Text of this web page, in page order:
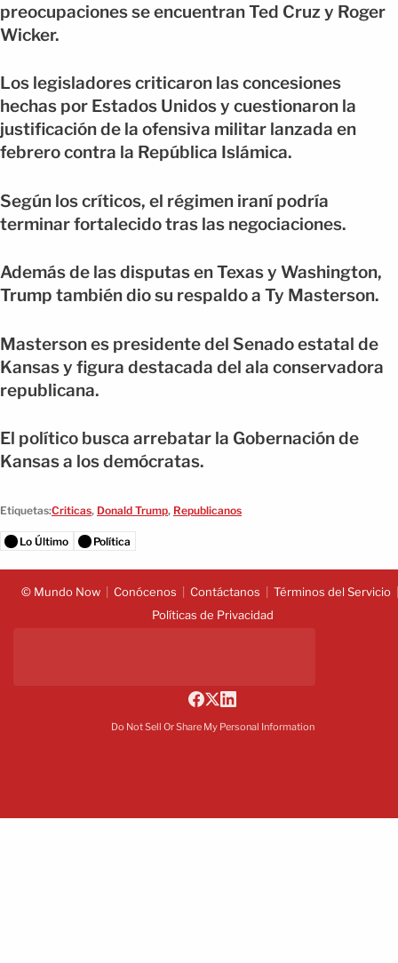
preocupaciones se encuentran Ted Cruz y Roger
Wicker.
Los legisladores criticaron las concesiones
hechas por Estados Unidos y cuestionaron la
justificación de la ofensiva militar lanzada en
febrero contra la República Islámica.
Según los críticos, el régimen iraní podría
terminar fortalecido tras las negociaciones.
Además de las disputas en Texas y Washington,
Trump también dio su respaldo a Ty Masterson.
Masterson es presidente del Senado estatal de
Kansas y figura destacada del ala conservadora
republicana.
El político busca arrebatar la Gobernación de
Kansas a los demócratas.
Etiquetas:Criticas, Donald Trump, Republicanos
Lo Último Política
© Mundo Now Conócenos Contáctanos
Términos del Servicio
Políticas de Privacidad
Do Not Sell Or Share My Personal Information